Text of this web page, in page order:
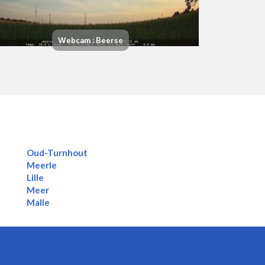
Webcam : Beerse
Oud-Turnhout
Meerle
Lille
Meer
Malle